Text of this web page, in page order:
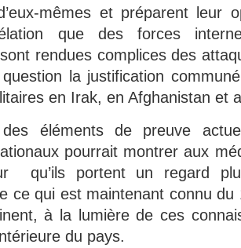
mêmes et préparent leur
que des forces
rendues complices des
la justification
en Irak, en Afghanistan et
des éléments de preuve
pourrait montrer aux
qu’ils portent un regard
ce qui est maintenant connu
à la lumière de ces
du pays.